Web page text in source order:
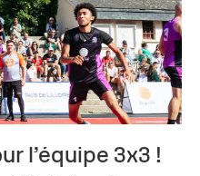
l’équipe 3x3 !